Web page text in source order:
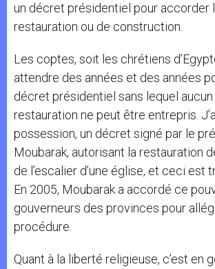
un décret présidentiel pour accorder
restauration ou de construction.
Les coptes, soit les chrétiens
attendre des années et des années
décret présidentiel sans lequel
restauration ne peut être entrepris.
possession, un décret signé par le
Moubarak, autorisant la restauration
de l’escalier d’une église, et ceci est
En 2005, Moubarak a accordé ce
gouverneurs des provinces pour
procédure.
Quant à la liberté religieuse, c’est en